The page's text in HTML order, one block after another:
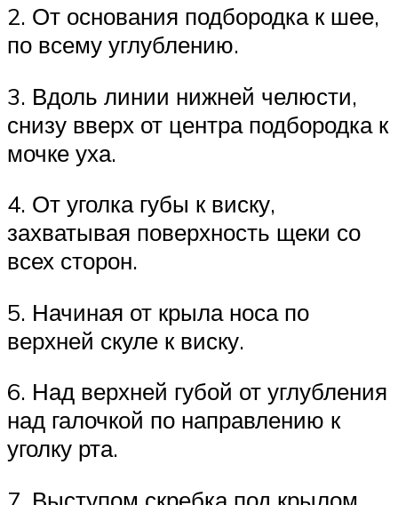
2. От основания подбородка к шее,
по всему углублению.
3. Вдоль линии нижней челюсти,
снизу вверх от центра подбородка к
мочке уха.
4. От уголка губы к виску,
захватывая поверхность щеки со
всех сторон.
5. Начиная от крыла носа по
верхней скуле к виску.
6. Над верхней губой от углубления
над галочкой по направлению к
уголку рта.